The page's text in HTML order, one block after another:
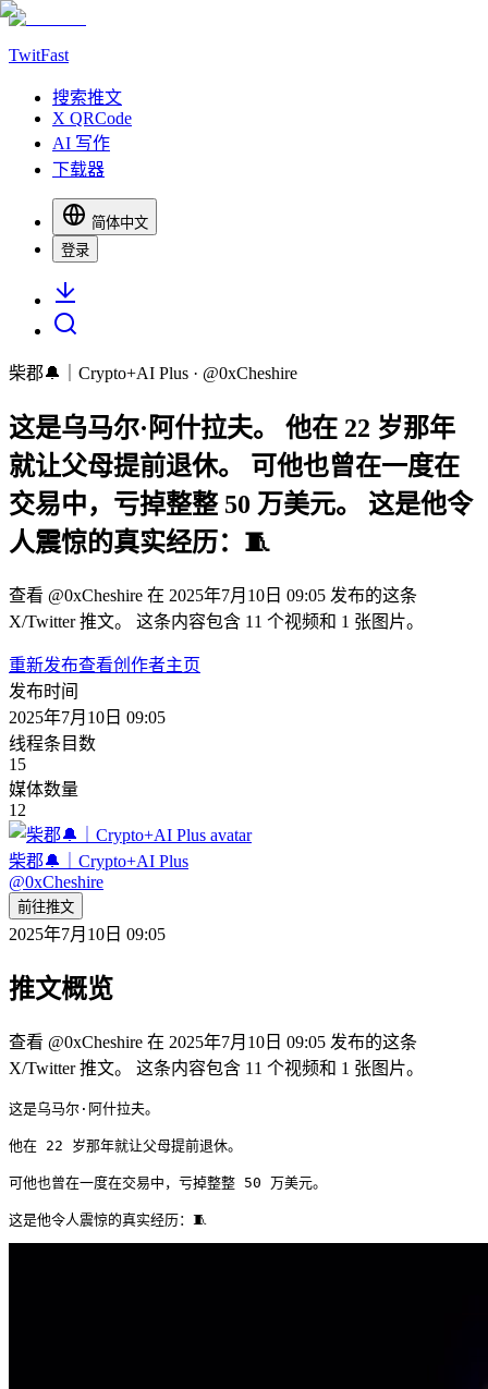
TwitFast
搜索推文
X QRCode
AI 写作
下载器
简体中文
登录
柴郡🔔｜Crypto+AI Plus · @0xCheshire
这是乌马尔·阿什拉夫。 他在 22 岁那年
就让父母提前退休。 可他也曾在一度在
交易中，亏掉整整 50 万美元。 这是他令
人震惊的真实经历：🧵
查看 @0xCheshire 在 2025年7月10日 09:05 发布的这条
X/Twitter 推文。 这条内容包含 11 个视频和 1 张图片。
重新发布查看创作者主页
发布时间
2025年7月10日 09:05
线程条目数
15
媒体数量
12
柴郡🔔｜Crypto+AI Plus
@0xCheshire
前往推文
2025年7月10日 09:05
推文概览
查看 @0xCheshire 在 2025年7月10日 09:05 发布的这条
X/Twitter 推文。 这条内容包含 11 个视频和 1 张图片。
这是乌马尔·阿什拉夫。
他在 22 岁那年就让父母提前退休。
可他也曾在一度在交易中，亏掉整整 50 万美元。
这是他令人震惊的真实经历：🧵